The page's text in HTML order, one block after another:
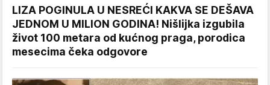
LIZA POGINULA U NESREĆI KAKVA SE DEŠAVA
JEDNOM U MILION GODINA! Nišlijka izgubila
život 100 metara od kućnog praga, porodica
mesecima čeka odgovore